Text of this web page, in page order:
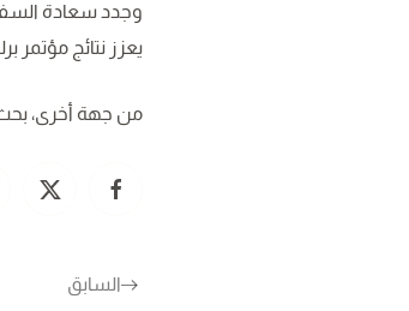
يعزز نتائج مؤتمر
من جهة أخرى، بحث
السابق